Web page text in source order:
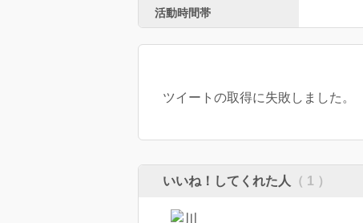
活動時間帯
ツイートの取得に失敗しました。
いいね！してくれた人 （ 1 ）